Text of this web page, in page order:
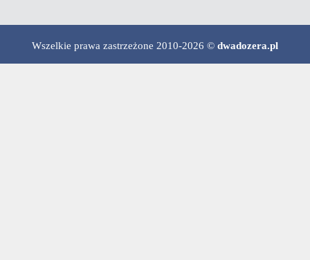
Wszelkie prawa zastrzeżone 2010-2026 © dwadozera.pl